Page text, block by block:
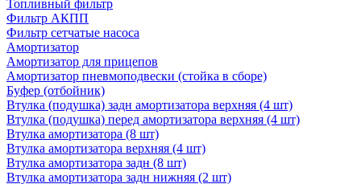
Топливный фильтр
Фильтр АКПП
Фильтр сетчатые насоса
Амортизатор
Амортизатор для прицепов
Амортизатор пневмоподвески (стойка в сборе)
Буфер (отбойник)
Втулка (подушка) задн амортизатора верхняя (4 шт)
Втулка (подушка) перед амортизатора верхняя (4 шт)
Втулка амортизатора (8 шт)
Втулка амортизатора верхняя (4 шт)
Втулка амортизатора задн (8 шт)
Втулка амортизатора задн нижняя (2 шт)